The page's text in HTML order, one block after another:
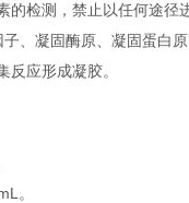
的检测，禁止以任何途
、凝固酶原、凝固蛋白
应形成凝胶。
。